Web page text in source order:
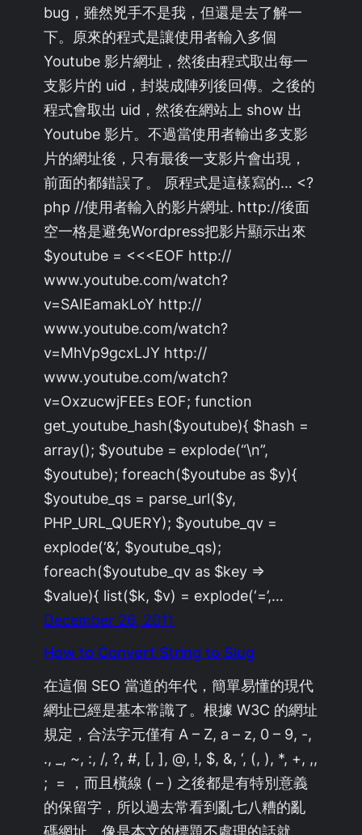
bug，雖然兇手不是我，但還是去了解一
下。原來的程式是讓使用者輸入多個
Youtube 影片網址，然後由程式取出每一
支影片的 uid，封裝成陣列後回傳。之後的
程式會取出 uid，然後在網站上 show 出
Youtube 影片。不過當使用者輸出多支影
片的網址後，只有最後一支影片會出現，
前面的都錯誤了。 原程式是這樣寫的… <?
php //使用者輸入的影片網址. http://後面
空一格是避免Wordpress把影片顯示出來
$youtube = <<<EOF http://
www.youtube.com/watch?
v=SAIEamakLoY http://
www.youtube.com/watch?
v=MhVp9gcxLJY http://
www.youtube.com/watch?
v=OxzucwjFEEs EOF; function
get_youtube_hash($youtube){ $hash =
array(); $youtube = explode(“\n”,
$youtube); foreach($youtube as $y){
$youtube_qs = parse_url($y,
PHP_URL_QUERY); $youtube_qv =
explode(‘&’, $youtube_qs);
foreach($youtube_qv as $key =>
$value){ list($k, $v) = explode(‘=’,…
December 26, 2011
How to Convert String to Slug
在這個 SEO 當道的年代，簡單易懂的現代
網址已經是基本常識了。根據 W3C 的網址
規定，合法字元僅有 A – Z, a – z, 0 – 9, -,
., _, ~, :, /, ?, #, [, ], @, !, $, &, ‘, (, ), *, +, ,,
; = ，而且橫線 ( – ) 之後都是有特別意義
的保留字，所以過去常看到亂七八糟的亂
碼網址，像是本文的標題不處理的話就